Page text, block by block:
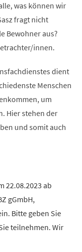
was können wir
fragt nicht
Bewohner aus?
innen.
dient
Menschen
um
Hier stehen der
und somit auch
22.08.2023 ab
gGmbH,
Bitte geben Sie
teilnehmen. Wir